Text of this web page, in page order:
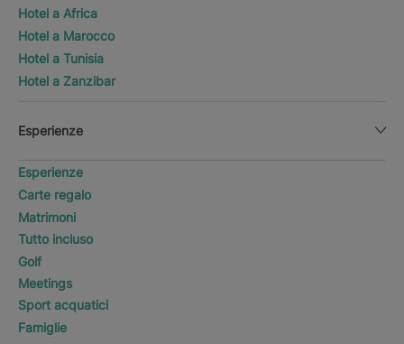
Hotel a Africa
Hotel a Marocco
Hotel a Tunisia
Hotel a Zanzibar
Esperienze
Esperienze
Carte regalo
Matrimoni
Tutto incluso
Golf
Meetings
Sport acquatici
Famiglie